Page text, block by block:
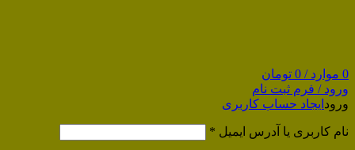
0 موارد /
0 تومان
ورود / فرم ثبت نام
ورود ایجاد حساب کاربری
نام کاربری یا آدرس ایمیل *